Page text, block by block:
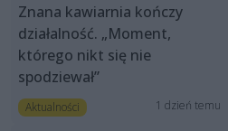
Znana kawiarnia kończy
działalność. „Moment,
którego nikt się nie
spodziewał”
Aktualności 1 dzień temu